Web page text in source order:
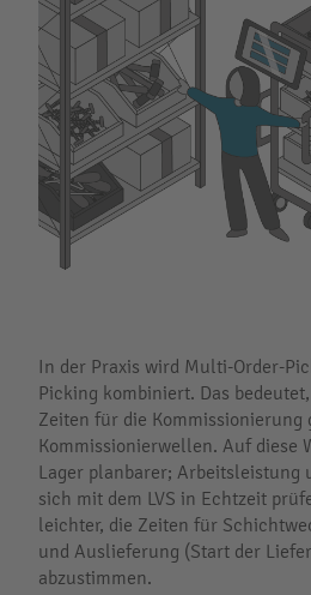
In der Praxis wird Multi-Order-
Picking kombiniert. Das
Zeiten für die Kommissionierung
Kommissionierwellen. Auf diese
Lager planbarer; Arbeitsleistung
sich mit dem LVS in Echtzeit
leichter, die Zeiten für
und Auslieferung (Start der
abzustimmen.